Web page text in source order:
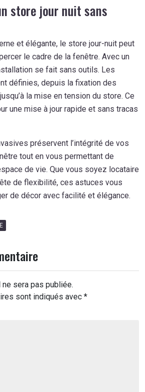
store jour nuit sans
et élégante, le store jour-nuit peut
le cadre de la fenêtre. Avec un
se fait sans outils. Les
définies, depuis la fixation des
la mise en tension du store. Ce
une mise à jour rapide et sans tracas
préservent l’intégrité de vos
tout en vous permettant de
de vie. Que vous soyez locataire
de flexibilité, ces astuces vous
de décor avec facilité et élégance.
sera pas publiée.
sont indiqués avec *